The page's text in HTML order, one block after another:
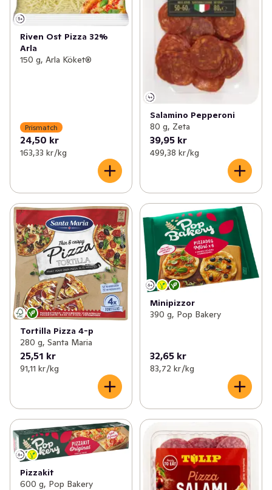
Riven Ost Pizza 32%
Arla
150 g, Arla Köket®
Prismatch
24,50 kr
163,33 kr /kg
Salamino Pepperoni
80 g, Zeta
39,95 kr
499,38 kr /kg
Tortilla Pizza 4-p
280 g, Santa Maria
25,51 kr
91,11 kr /kg
Minipizzor
390 g, Pop Bakery
32,65 kr
83,72 kr /kg
Pizzakit
600 g, Pop Bakery